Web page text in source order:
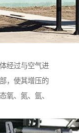
经过与空气进
，使其增压的
氧、氮、氩、